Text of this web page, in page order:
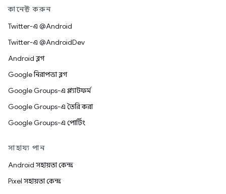
কানেক্ট করুন
Twitter-এ @Android
Twitter-এ @AndroidDev
Android ব্লগ
Google নিরাপত্তা ব্লগ
Google Groups-এ প্ল্যাটফর্ম
Google Groups-এ তৈরি করা
Google Groups-এ পোর্টিং
সাহায্য পান
Android সহায়তা কেন্দ্র
Pixel সহায়তা কেন্দ্র